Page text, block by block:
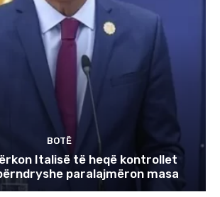
BOTË
Italisë të heqë kontrollet
paralajmëron masa